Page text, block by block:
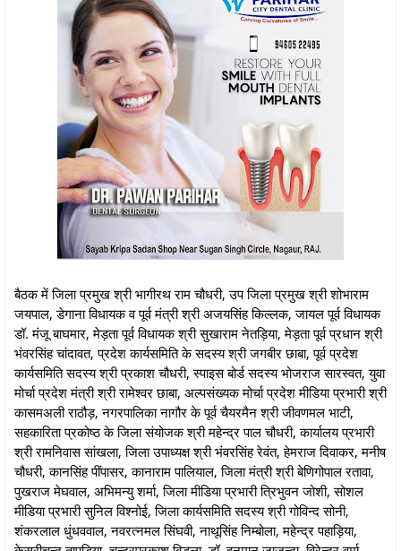
बैठक में जिला प्रमुख श्री भागीरथ राम चौधरी, उप जिला प्रमुख श्री शोभाराम
जयपाल, डेगाना विधायक व पूर्व मंत्री श्री अजयसिंह किल्लक, जायल पूर्व विधायक
डॉ. मंजू बाघमार, मेड़ता पूर्व विधायक श्री सुखाराम नेतड़िया, मेड़ता पूर्व प्रधान श्री
भंवरसिंह चांदावत, प्रदेश कार्यसमिति के सदस्य श्री जगबीर छाबा, पूर्व प्रदेश
कार्यसमिति सदस्य श्री प्रकाश चौधरी, स्पाइस बोर्ड सदस्य भोजराज सारस्वत, युवा
मोर्चा प्रदेश मंत्री श्री रामेश्वर छाबा, अल्पसंख्यक मोर्चा प्रदेश मीडिया प्रभारी श्री
कासमअली राठौड़, नगरपालिका नागौर के पूर्व चैयरमैन श्री जीवणमल भाटी,
सहकारिता प्रकोष्ठ के जिला संयोजक श्री महेन्द्र पाल चौधरी, कार्यालय प्रभारी
श्री रामनिवास सांखला, जिला उपाध्यक्ष श्री भंवरसिंह रेवंत, हेमराज दिवाकर, मनीष
चौधरी, कानसिंह पींपासर, कानाराम पालियाल, जिला मंत्री श्री बेणिगोपाल रतावा,
पुखराज मेघवाल, अभिमन्यु शर्मा, जिला मीडिया प्रभारी त्रिभुवन जोशी, सोशल
मीडिया प्रभारी सुनिल विश्नोई, जिला कार्यसमिति सदस्य श्री गोविन्द सोनी,
शंकरलाल धुंधववाल, नवरत्नमल सिंघवी, नाथूसिंह निम्बोला, महेन्द्र पहाड़िया,